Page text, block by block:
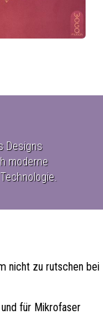
Designs
moderne
nicht zu rutschen bei
für Mikrofaser